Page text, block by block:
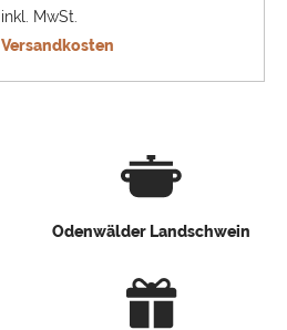
inkl. MwSt.
Versandkosten
Odenwälder Landschwein